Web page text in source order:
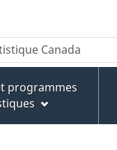
programmes